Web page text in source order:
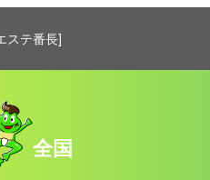
ステ番長]
全国